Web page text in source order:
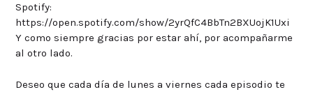
Spotify:
https://open.spotify.com/show/2yrQfC4BbTn2BXUojK1Uxi
Y como siempre gracias por estar ahí, por acompañarme
al otro lado.
Deseo que cada día de lunes a viernes cada episodio te